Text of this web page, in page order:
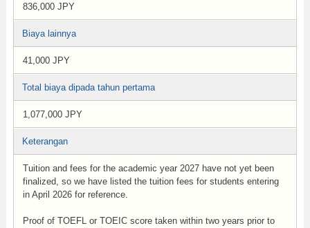
836,000 JPY
Biaya lainnya
41,000 JPY
Total biaya dipada tahun pertama
1,077,000 JPY
Keterangan
Tuition and fees for the academic year 2027 have not yet been
finalized, so we have listed the tuition fees for students entering
in April 2026 for reference.
Proof of TOEFL or TOEIC score taken within two years prior to